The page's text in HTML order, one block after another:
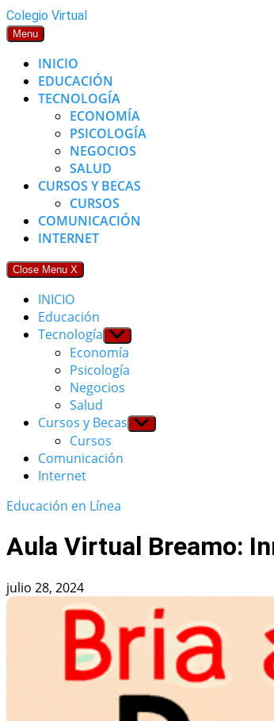
Skip
to
Colegio Virtual
Menu
INICIO
EDUCACIÓN
TECNOLOGÍA
ECONOMÍA
PSICOLOGÍA
NEGOCIOS
SALUD
CURSOS Y BECAS
CURSOS
COMUNICACIÓN
INTERNET
Close Menu X
INICIO
Educación
Tecnología Show
sub
menu
Economía
Psicología
Negocios
Salud
Cursos y Becas Show
sub
Cursos
Comunicación
Internet
Educación en Línea
Aula Virtual Breamo:
julio 28, 2024